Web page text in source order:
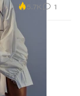
5.7K 1